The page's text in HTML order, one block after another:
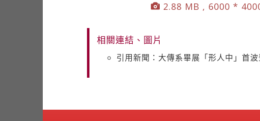
2.88 MB , 6000 *
相關連結、圖片
引用新聞：大傳系畢展「形人中」首